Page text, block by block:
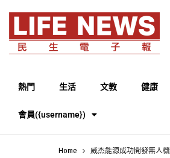
熱門 生活 文教 健康
會員({username})
Home 威杰能源成功開發無人